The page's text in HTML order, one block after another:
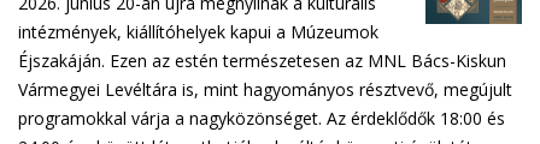
intézmények, kiállítóhelyek kapui a Múzeumok
Éjszakáján. Ezen az estén természetesen az MNL Bács-Kiskun
Vármegyei Levéltára is, mint hagyományos résztvevő, megújult
programokkal várja a nagyközönséget. Az érdeklődők 18:00 és